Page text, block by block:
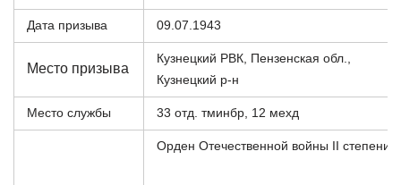
Дата призыва 09.07.1943
Место призыва
Кузнецкий РВК, Пензенская обл.,
Кузнецкий р-н
Место службы 33 отд. тминбр, 12 мехд
Орден Отечественной войны II степени